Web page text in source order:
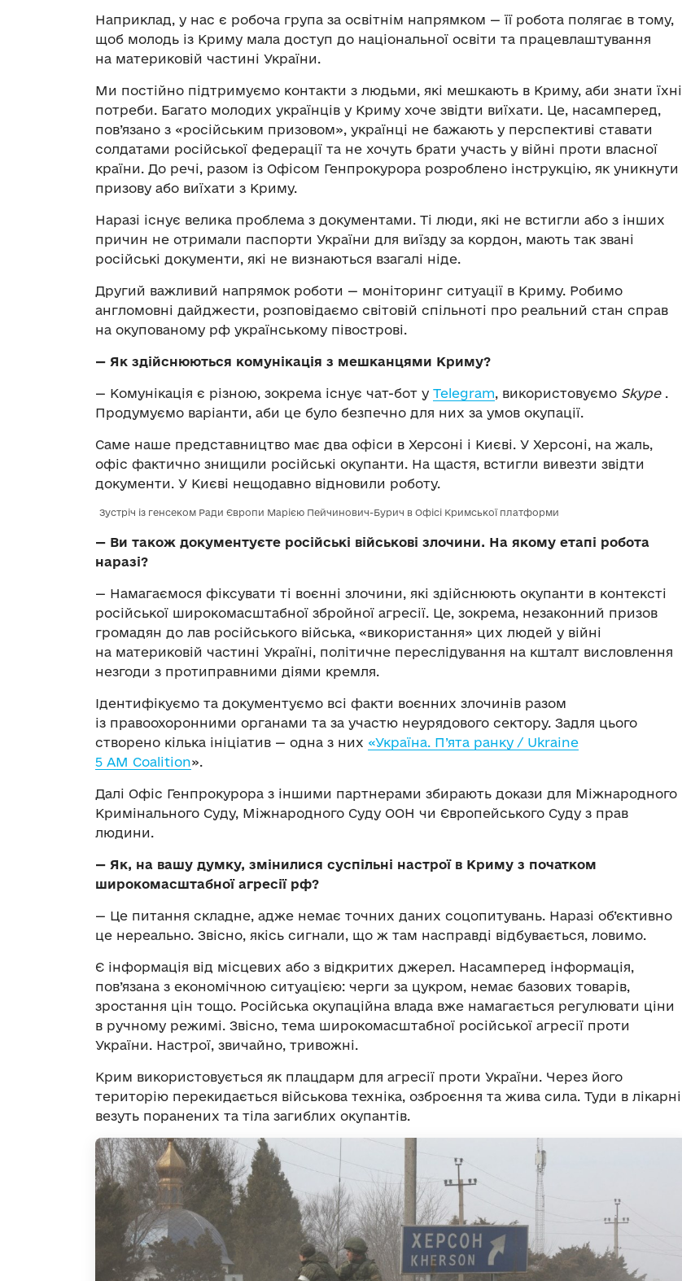
Наприклад, у нас є робоча група за освітнім напрямком — її робота полягає в тому,
щоб молодь із Криму мала доступ до національної освіти та працевлаштування
на материковій частині України.
Ми постійно підтримуємо контакти з людьми, які мешкають в Криму, аби знати їхні
потреби. Багато молодих українців у Криму хоче звідти виїхати. Це, насамперед,
пов’язано з «російським призовом», українці не бажають у перспективі ставати
солдатами російської федерації та не хочуть брати участь у війні проти власної
країни. До речі, разом із Офісом Генпрокурора розроблено інструкцію, як уникнути
призову або виїхати з Криму.
Наразі існує велика проблема з документами. Ті люди, які не встигли або з інших
причин не отримали паспорти України для виїзду за кордон, мають так звані
російські документи, які не визнаються взагалі ніде.
Другий важливий напрямок роботи — моніторинг ситуації в Криму. Робимо
англомовні дайджести, розповідаємо світовій спільноті про реальний стан справ
на окупованому рф українському півострові.
— Як здійснюються комунікація з мешканцями Криму?
— Комунікація є різною, зокрема існує чат-бот у Telegram, використовуємо Skype.
Продумуємо варіанти, аби це було безпечно для них за умов окупації.
Саме наше представництво має два офіси в Херсоні і Києві. У Херсоні, на жаль,
офіс фактично знищили російські окупанти. На щастя, встигли вивезти звідти
документи. У Києві нещодавно відновили роботу.
Зустріч із генсеком Ради Європи Марією Пейчинович-Бурич в Офісі Кримської платформи
— Ви також документуєте російські військові злочини. На якому етапі робота
наразі?
— Намагаємося фіксувати ті воєнні злочини, які здійснюють окупанти в контексті
російської широкомасштабної збройної агресії. Це, зокрема, незаконний призов
громадян до лав російського війська, «використання» цих людей у війні
на материковій частині Україні, політичне переслідування на кшталт висловлення
незгоди з протиправними діями кремля.
Ідентифікуємо та документуємо всі факти воєнних злочинів разом
із правоохоронними органами та за участю неурядового сектору. Задля цього
створено кілька ініціатив — одна з них «Україна. П’ята ранку / Ukraine
5 AM Coalition».
Далі Офіс Генпрокурора з іншими партнерами збирають докази для Міжнародного
Кримінального Суду, Міжнародного Суду ООН чи Європейського Суду з прав
людини.
— Як, на вашу думку, змінилися суспільні настрої в Криму з початком
широкомасштабної агресії рф?
— Це питання складне, адже немає точних даних соцопитувань. Наразі об’єктивно
це нереально. Звісно, якісь сигнали, що ж там насправді відбувається, ловимо.
Є інформація від місцевих або з відкритих джерел. Насамперед інформація,
пов’язана з економічною ситуацією: черги за цукром, немає базових товарів,
зростання цін тощо. Російська окупаційна влада вже намагається регулювати ціни
в ручному режимі. Звісно, тема широкомасштабної російської агресії проти
України. Настрої, звичайно, тривожні.
Крим використовується як плацдарм для агресії проти України. Через його
територію перекидається військова техніка, озброєння та жива сила. Туди в лікарні
везуть поранених та тіла загиблих окупантів.